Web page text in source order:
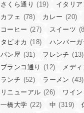
さくら通り (19) イタリア
カフェ (78) カレー (20)
コーヒー (27) スイーツ
タピオカ (18) ハンバーガ
パン屋 (31) フレンチ (13)
ブランコ通り (12) メデ
ランチ (52) ラーメン (43)
リニューアル (26) ワイン
一橋大学 (22) 中 (319)